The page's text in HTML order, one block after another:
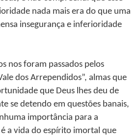
nada mais era do que uma
insegurança e inferioridade
nos foram passados pelos
dos Arrependidos”, almas que
que Deus lhes deu de
se detendo em questões banais,
importância para a
a vida do espírito imortal que